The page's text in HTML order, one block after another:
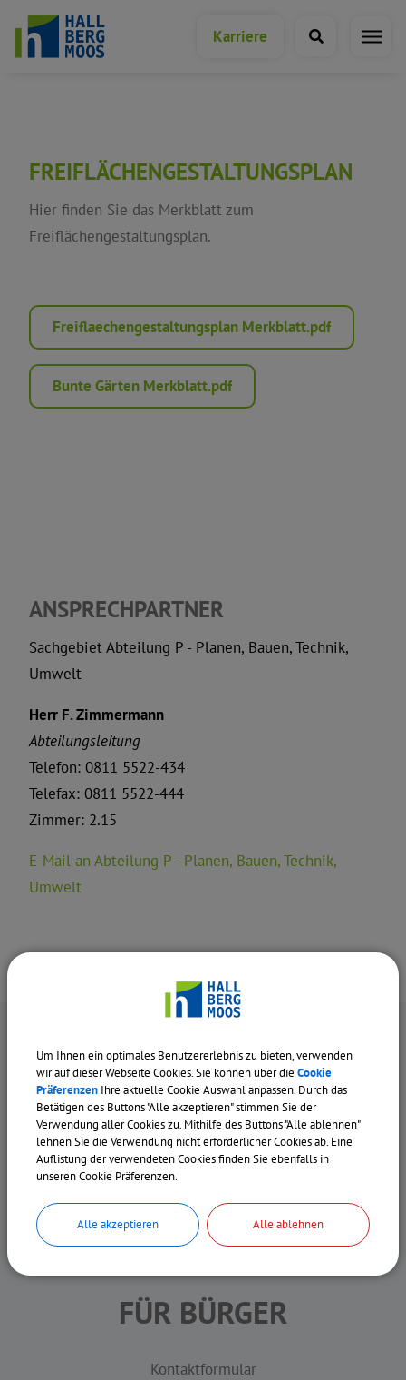
Karriere
Bürgerservice A-Z
Formulare & Anträge
Umwelt
Saal-/Raum- und
Sporthallenbuchung
FREIFLÄCHENGESTALTUNGSPLAN
Hier finden Sie das Merkblatt zum
Freiflächengestaltungsplan.
Freiflaechengestaltungsplan Merkblatt.pdf
Bunte Gärten Merkblatt.pdf
ANSPRECHPARTNER
Sachgebiet Abteilung P - Planen, Bauen, Technik,
Umwelt
Herr F. Zimmermann
Abteilungsleitung
Telefon: 0811 5522-434
Telefax: 0811 5522-444
Zimmer: 2.15
E-Mail an Abteilung P - Planen, Bauen, Technik,
Umwelt
KONTAKT
Rathausplatz 1
0811 55 22-0
info@hallbergmoos.de
FÜR BÜRGER
Kontaktformular
Um Ihnen ein optimales Benutzererlebnis zu bieten, verwenden
wir auf dieser Webseite Cookies. Sie können über die Cookie
Präferenzen Ihre aktuelle Cookie Auswahl anpassen. Durch das
Betätigen des Buttons "Alle akzeptieren" stimmen Sie der
Verwendung aller Cookies zu. Mithilfe des Buttons "Alle ablehnen"
lehnen Sie die Verwendung nicht erforderlicher Cookies ab. Eine
Auflistung der verwendeten Cookies finden Sie ebenfalls in
unseren Cookie Präferenzen.
Alle akzeptieren Alle ablehnen